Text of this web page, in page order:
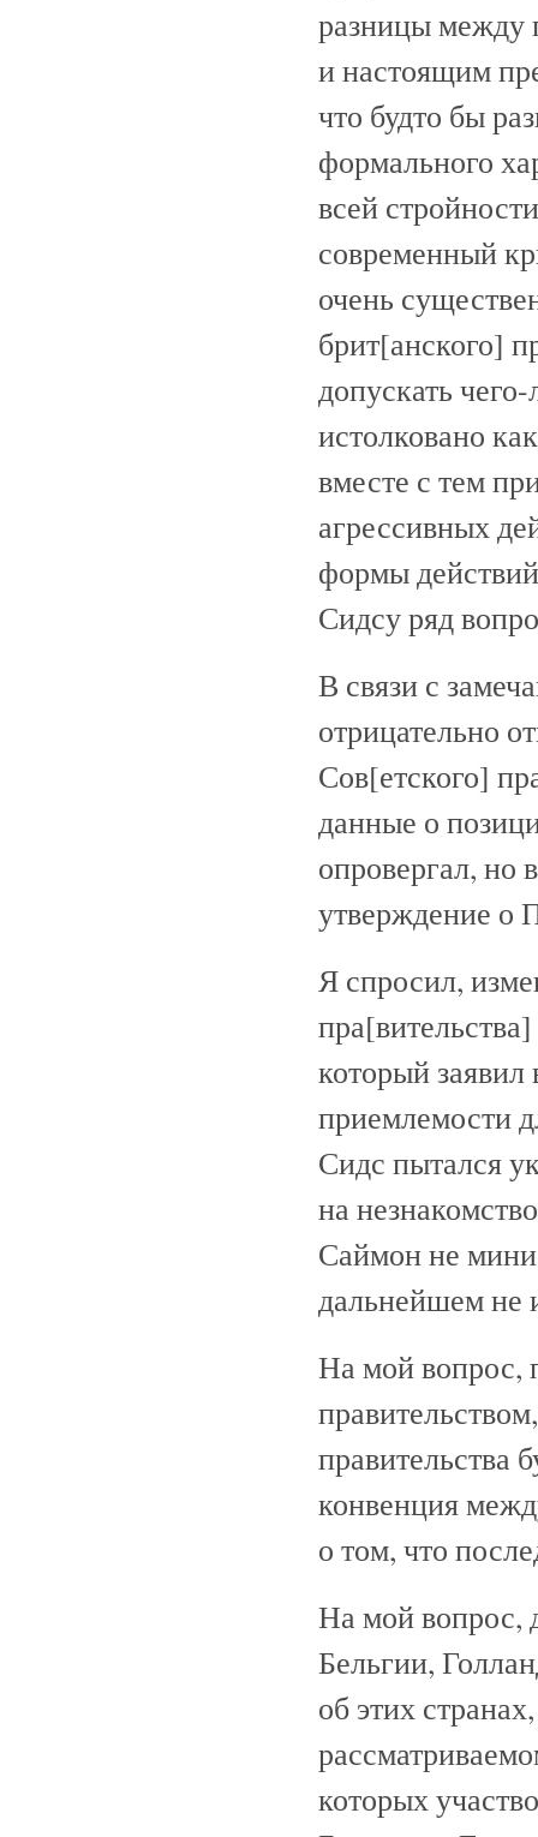
разницы между
и настоящим
что будто бы
формального
всей
современный
очень
брит[анского]
допускать
истолковано
вместе с тем
агрессивных
формы
Сидсу ряд
В связи с
отрицательно
Сов[етского]
данные о
опровергал, но
утверждение о
Я спросил,
который
приемлемости
Сидс пытался
на
Саймон не
дальнейшем не
На мой вопрос,
правительства
конвенция
о том, что
На мой вопрос,
Бельгии,
об этих
которых